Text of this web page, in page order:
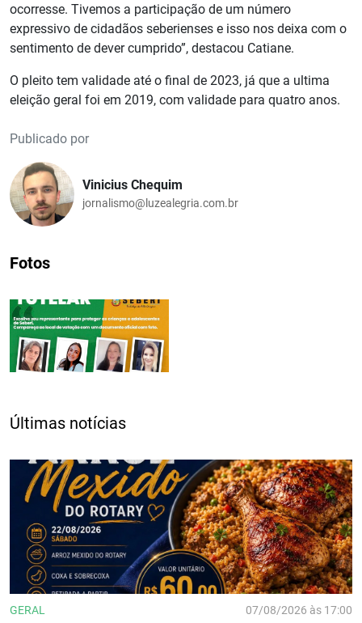
ocorresse. Tivemos a participação de um número
expressivo de cidadãos seberienses e isso nos deixa com o
sentimento de dever cumprido”, destacou Catiane.
O pleito tem validade até o final de 2023, já que a ultima
eleição geral foi em 2019, com validade para quatro anos.
Publicado por
Vinicius Chequim
jornalismo@luzealegria.com.br
Fotos
Últimas notícias
GERAL 07/08/2026 às 17:00